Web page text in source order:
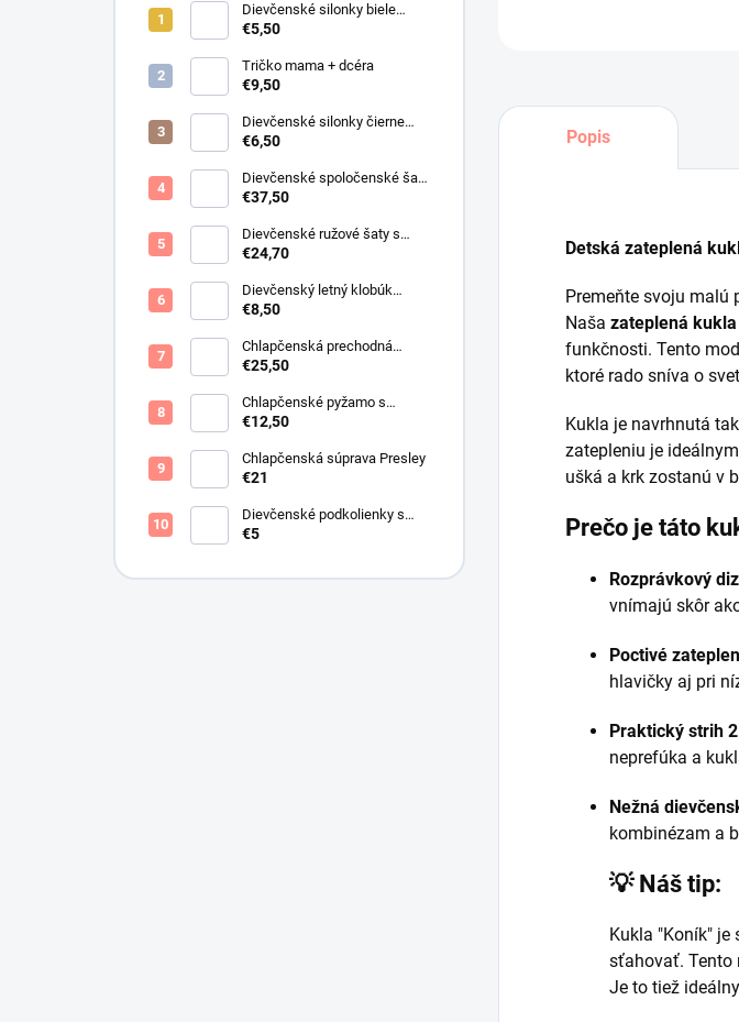
Dievčenské silonky biele
Linda
€5,50
Tričko mama + dcéra
€9,50
Dievčenské silonky čierne
Lurex
€6,50
Dievčenské spoločenské šaty
s bolerkom jemno ružové
€37,50
Dievčenské ružové šaty s
motýlikmi
€24,70
Dievčenský letný klobúk
krémový s perličkami
€8,50
Chlapčenská prechodná
obojstranná bunda khaki
€25,50
Chlapčenské pyžamo s
lietadlami.
€12,50
Chlapčenská súprava Presley
€21
Dievčenské podkolienky s
mašličkou ružové
€5
Popis
Detská zateplená
Premeňte svoju malú
Naša zateplená
funkčnosti. Tento
ktoré rado sníva o
Kukla je navrhnutá
zatepleniu je
ušká a krk zostanú v
Prečo je táto
Rozprávkový
vnímajú skôr
Poctivé
hlavičky aj pri
Praktický strih
neprefúka a
Nežná
kombinézam a
💡 Náš tip:
Kukla "Koník" je
sťahovať. Tento
Je to tiež